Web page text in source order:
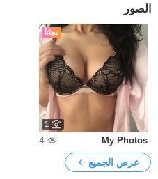
الصور
مجاناً
1
My Photos
4
عرض الجميع